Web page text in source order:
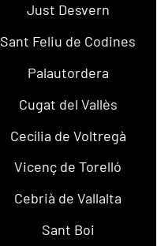
Just Desvern
Sant Feliu de Codines
Palautordera
Cugat del Vallès
Cecília de Voltregà
Vicenç de Torelló
Cebrià de Vallalta
Sant Boi